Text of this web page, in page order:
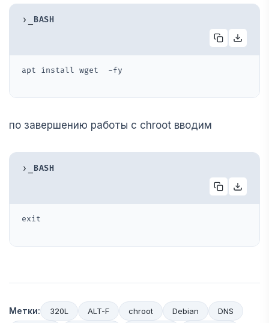
›_ BASH
apt install wget  -fy
по завершению работы с chroot вводим
›_ BASH
exit
Метки: 320L ALT-F chroot Debian
DNS